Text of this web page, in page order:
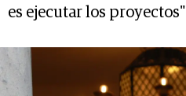
es ejecutar los proyectos"